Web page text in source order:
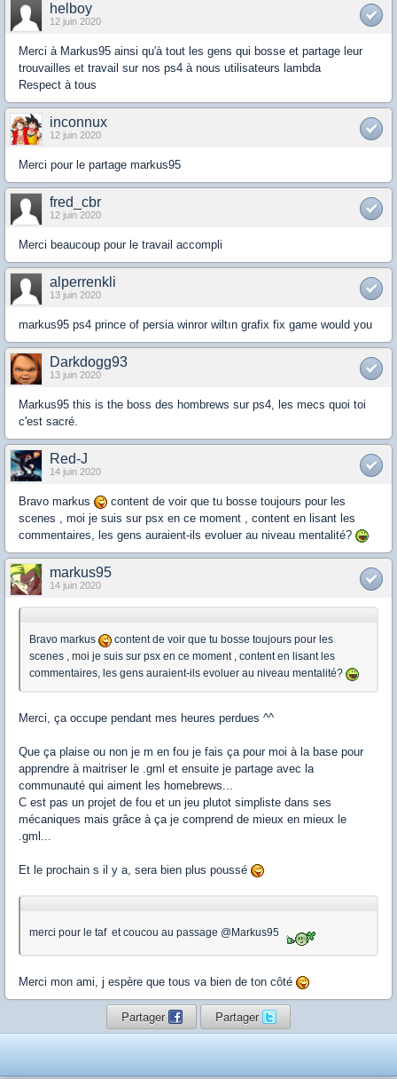
helboy
12 juin 2020
Merci à Markus95 ainsi qu'à tout les gens qui bosse et partage leur
trouvailles et travail sur nos ps4 à nous utilisateurs lambda
Respect à tous
inconnux
12 juin 2020
Merci pour le partage markus95
fred_cbr
12 juin 2020
Merci beaucoup pour le travail accompli
alperrenkli
13 juin 2020
markus95 ps4 prince of persia winror wiltın grafix fix game would you
Darkdogg93
13 juin 2020
Markus95 this is the boss des hombrews sur ps4, les mecs quoi toi
c'est sacré.
Red-J
14 juin 2020
Bravo markus
content de voir que tu bosse toujours pour les
scenes , moi je suis sur psx en ce moment , content en lisant les
commentaires, les gens auraient-ils evoluer au niveau mentalité?
markus95
14 juin 2020
Bravo markus
content de voir que tu bosse toujours pour les
scenes , moi je suis sur psx en ce moment , content en lisant les
commentaires, les gens auraient-ils evoluer au niveau mentalité?
Merci, ça occupe pendant mes heures perdues ^^
Que ça plaise ou non je m en fou je fais ça pour moi à la base pour
apprendre à maitriser le .gml et ensuite je partage avec la
communauté qui aiment les homebrews...
C est pas un projet de fou et un jeu plutot simpliste dans ses
mécaniques mais grâce à ça je comprend de mieux en mieux le
.gml...
Et le prochain s il y a, sera bien plus poussé
merci pour le taf et coucou au passage @Markus95
Merci mon ami, j espère que tous va bien de ton côté
Partager Partager